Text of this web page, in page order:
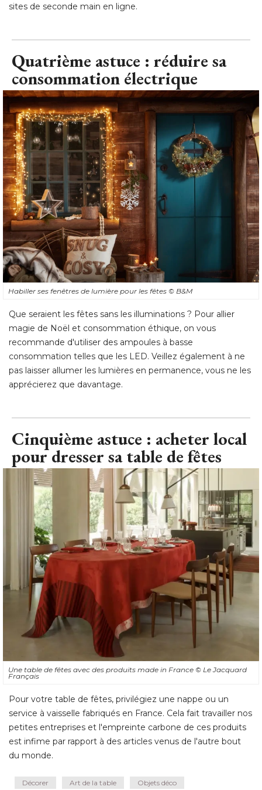
sites de seconde main en ligne.
Quatrième astuce : réduire sa
consommation électrique
Habiller ses fenêtres de lumière pour les fêtes © B&M
Que seraient les fêtes sans les illuminations ? Pour allier
magie de Noël et consommation éthique, on vous
recommande d'utiliser des ampoules à basse
consommation telles que les LED. Veillez également à ne
pas laisser allumer les lumières en permanence, vous ne les
apprécierez que davantage.
Cinquième astuce : acheter local
pour dresser sa table de fêtes
Une table de fêtes avec des produits made in France © Le Jacquard
Français
Pour votre table de fêtes, privilégiez une nappe ou un
service à vaisselle fabriqués en France. Cela fait travailler nos
petites entreprises et l'empreinte carbone de ces produits
est infime par rapport à des articles venus de l'autre bout
du monde.
Décorer Art de la table Objets déco